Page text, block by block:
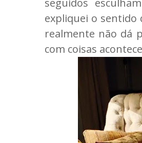
seguidos
expliquei o sentido
realmente não dá
com coisas